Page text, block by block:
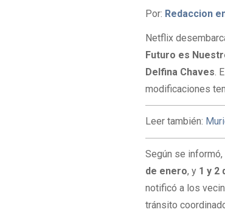
Por: Redaccion
Netflix
Futuro es
Delfina Chaves.
modificaciones
Leer también:
Según se
de enero, y 1 y 2
notificó a los
tránsito